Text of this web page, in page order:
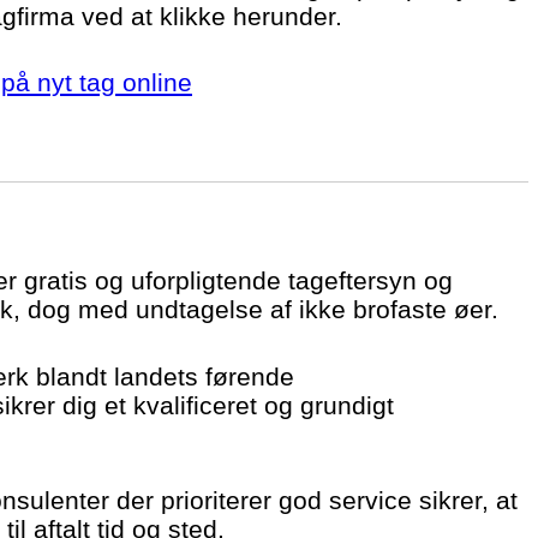
ved at klikke herunder.
nyt tag online
gratis og uforpligtende tageftersyn og
dog med undtagelse af ikke brofaste øer.
blandt landets førende
dig et kvalificeret og grundigt
der prioriterer god service sikrer, at
aftalt tid og sted.